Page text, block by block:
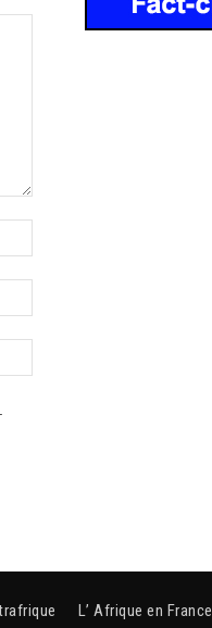
L’ Afrique en France